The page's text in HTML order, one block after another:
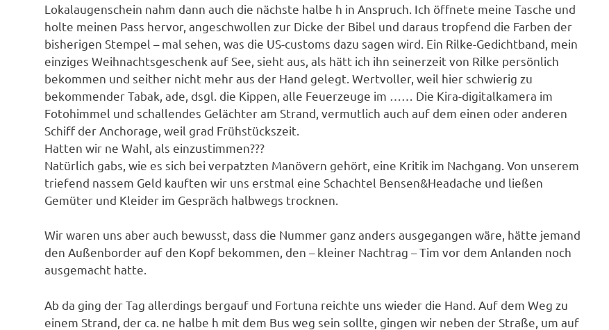
Lokalaugenschein nahm dann auch die nächste halbe h in Anspruch. Ich öffnete meine Tasche und
holte meinen Pass hervor, angeschwollen zur Dicke der Bibel und daraus tropfend die Farben der
bisherigen Stempel – mal sehen, was die US-customs dazu sagen wird. Ein Rilke-Gedichtband, mein
einziges Weihnachtsgeschenk auf See, sieht aus, als hätt ich ihn seinerzeit von Rilke persönlich
bekommen und seither nicht mehr aus der Hand gelegt. Wertvoller, weil hier schwierig zu
bekommender Tabak, ade, dsgl. die Kippen, alle Feuerzeuge im …… Die Kira-digitalkamera im
Fotohimmel und schallendes Gelächter am Strand, vermutlich auch auf dem einen oder anderen
Schiff der Anchorage, weil grad Frühstückszeit.
Hatten wir ne Wahl, als einzustimmen???
Natürlich gabs, wie es sich bei verpatzten Manövern gehört, eine Kritik im Nachgang. Von unserem
triefend nassem Geld kauften wir uns erstmal eine Schachtel Bensen&Headache und ließen
Gemüter und Kleider im Gespräch halbwegs trocknen.
Wir waren uns aber auch bewusst, dass die Nummer ganz anders ausgegangen wäre, hätte jemand
den Außenborder auf den Kopf bekommen, den – kleiner Nachtrag – Tim vor dem Anlanden noch
ausgemacht hatte.
Ab da ging der Tag allerdings bergauf und Fortuna reichte uns wieder die Hand. Auf dem Weg zu
einem Strand, der ca. ne halbe h mit dem Bus weg sein sollte, gingen wir neben der Straße, um auf